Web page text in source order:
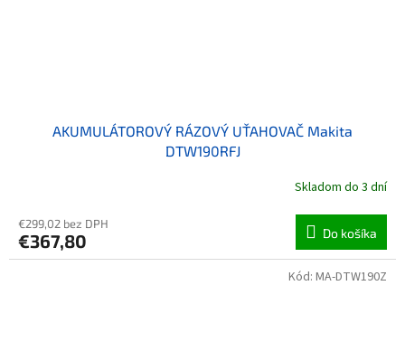
AKUMULÁTOROVÝ RÁZOVÝ UŤAHOVAČ Makita
DTW190RFJ
Skladom do 3 dní
€299,02 bez DPH
€367,80 Do košíka
Kód: MA-DTW190Z